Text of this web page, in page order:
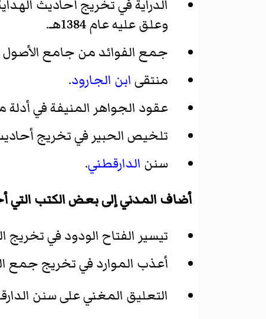
الدراية في تخريج أحاديث
وعلق عليه عام 1384هـ.
جمع الفوائد من جامع الأصول
منتقى ابن الجارود.
عقود الجواهر المنيفة في
تلخيص الحبير في تخريج أحاديث
سنن الدارقطني.
أضاف المدني إلى بعض الكتب التي
تيسير الفتاح الودود في تخريج
أعذب الموارد في تخريج جمع
التعليق المغني على سنن